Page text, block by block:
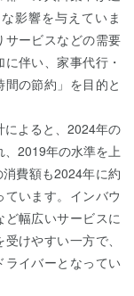
影響を与えていま
サービスなどの需要
伴い、家事代行・
の節約」を目的と
によると、2024年の
2019年の水準を上
費額も2024年に約
います。インバウ
幅広いサービスに
けやすい一方で、
ライバーとなってい